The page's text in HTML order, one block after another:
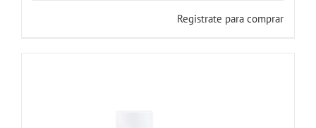
Registrate para comprar